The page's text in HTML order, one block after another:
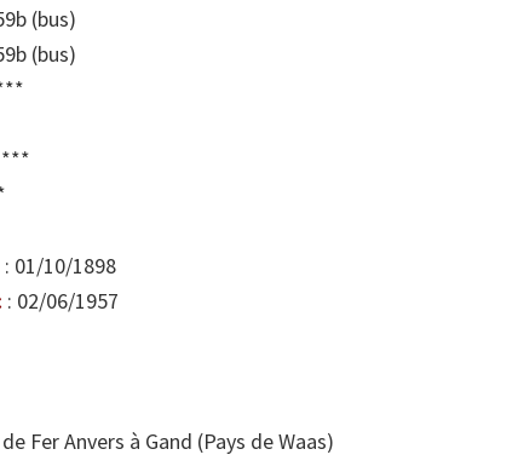
(bus)
(bus)
: 01/10/1898
: 02/06/1957
Fer Anvers à Gand (Pays de Waas)